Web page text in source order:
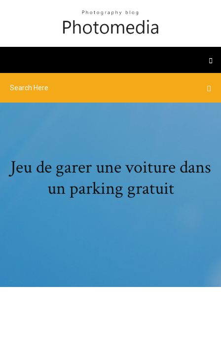
Jeu de garer une voiture dans
un parking gratuit